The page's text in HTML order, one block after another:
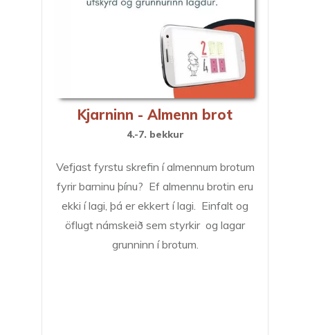
Kjarninn - Almenn brot
4.-7. bekkur
Vefjast fyrstu skrefin í almennum brotum
fyrir barninu þínu? Ef almennu brotin eru
ekki í lagi, þá er ekkert í lagi. Einfalt og
öflugt námskeið sem styrkir og lagar
grunninn í brotum.